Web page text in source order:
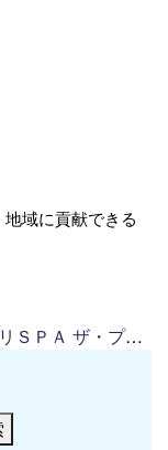
域に貢献できる
リハビリＳＰＡ ザ・プライム開成みなみ